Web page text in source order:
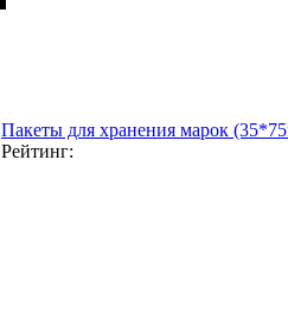
Пакеты для хранения марок
Рейтинг: